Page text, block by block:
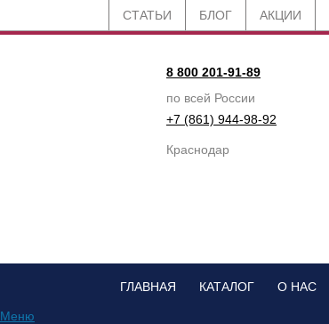
СТАТЬИ БЛОГ АКЦИИ
8 800 201-91-89
по всей России
+7 (861) 944-98-92
Краснодар
ГЛАВНАЯ КАТАЛОГ О НАС
Меню